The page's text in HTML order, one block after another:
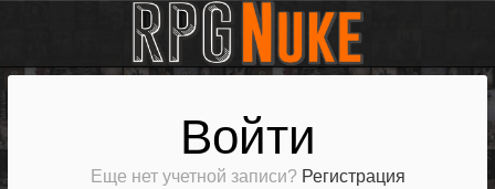
Войти
Еще нет учетной записи? Регистрация